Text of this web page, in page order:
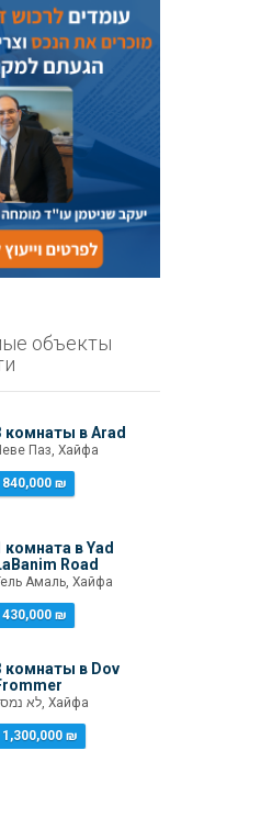
объекты
комнаты в Arad
Паз, Хайфа
840,000 ₪
комната в Yad
Road
Амаль, Хайфа
430,000 ₪
комнаты в Dov
לא נמסר, Хайфа
1,300,000 ₪